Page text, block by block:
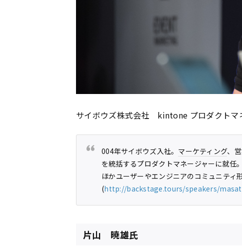
サイボウズ株式会社 kintone プロダクトマ
004年サイボウズ入社。 マーケティング、
を統括するプロダクトマネージャーに就任
ほかユーザーやエンジニアのコミュニティ
(http://backstage.tours/speakers/
片山 暁雄氏